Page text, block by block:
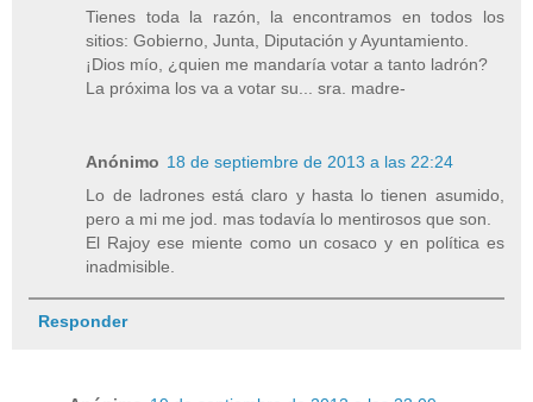
Tienes toda la razón, la encontramos en todos los
sitios: Gobierno, Junta, Diputación y Ayuntamiento.
¡Dios mío, ¿quien me mandaría votar a tanto ladrón?
La próxima los va a votar su... sra. madre-
Anónimo 18 de septiembre de 2013 a las 22:24
Lo de ladrones está claro y hasta lo tienen asumido,
pero a mi me jod. mas todavía lo mentirosos que son.
El Rajoy ese miente como un cosaco y en política es
inadmisible.
Responder